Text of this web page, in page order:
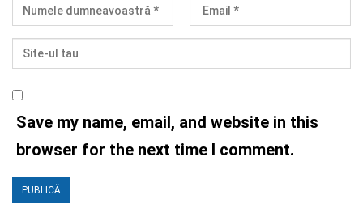
Save my name, email, and website in this
browser for the next time I comment.